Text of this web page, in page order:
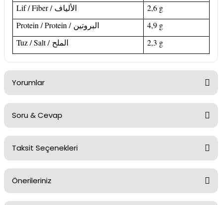
Lif / Fiber / الألياف
2,6 g
Protein / Protein / البروتين
4,9 g
Tuz / Salt / الملح 2,3 g
Yorumlar
Yorum Yaz
Soru & Cevap
Soru Sor
Taksit Seçenekleri
Önerileriniz